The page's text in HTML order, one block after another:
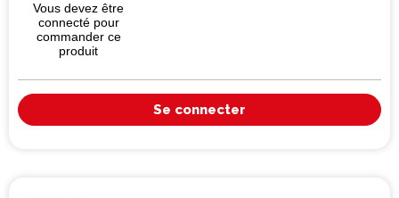
Vous devez être
connecté pour
commander ce
produit
Se connecter